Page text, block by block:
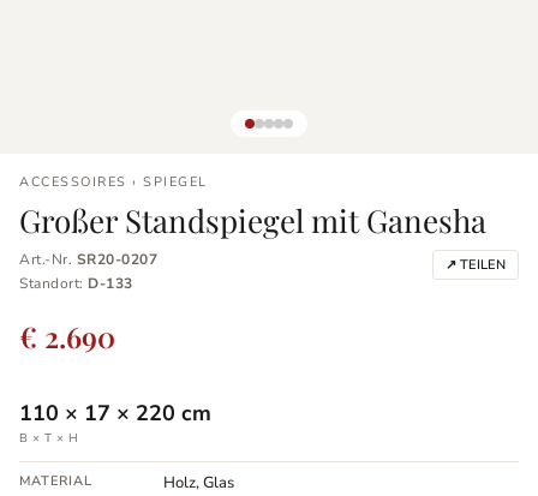
ACCESSOIRES › SPIEGEL
Großer Standspiegel mit Ganesha
Art.-Nr. SR20-0207
Standort: D-133
↗ TEILEN
€ 2.690
110 × 17 × 220 cm
B × T × H
MATERIAL Holz, Glas